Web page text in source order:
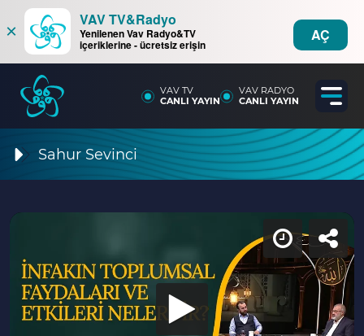
×
VAV TV&Radyo
Yenilenen Vav Radyo&TV
içeriklerine - ücretsiz erişin
AÇ
VAV TV
CANLI YAYIN
VAV RADYO
CANLI YAYIN
Sahur Sevinci